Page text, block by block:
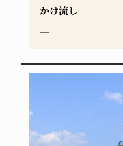
かけ流し
―